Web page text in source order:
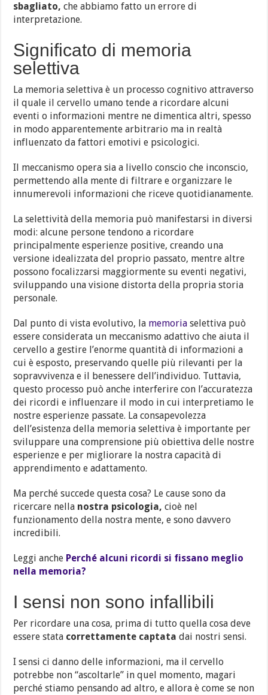
sbagliato,che abbiamo fatto un errore di
interpretazione.
Significato di memoria
selettiva
La memoria selettiva è un processo cognitivo attraverso
il quale il cervello umano tende a ricordare alcuni
eventi o informazioni mentre ne dimentica altri, spesso
in modo apparentemente arbitrario ma in realtà
influenzato da fattori emotivi e psicologici.
Il meccanismo opera sia a livello conscio che inconscio,
permettendo alla mente di filtrare e organizzare le
innumerevoli informazioni che riceve quotidianamente.
La selettività della memoria può manifestarsi in diversi
modi: alcune persone tendono a ricordare
principalmente esperienze positive, creando una
versione idealizzata del proprio passato, mentre altre
possono focalizzarsi maggiormente su eventi negativi,
sviluppando una visione distorta della propria storia
personale.
Dal punto di vista evolutivo, la memoria selettiva può
essere considerata un meccanismo adattivo che aiuta il
cervello a gestire l’enorme quantità di informazioni a
cui è esposto, preservando quelle più rilevanti per la
sopravvivenza e il benessere dell’individuo. Tuttavia,
questo processo può anche interferire con l’accuratezza
dei ricordi e influenzare il modo in cui interpretiamo le
nostre esperienze passate. La consapevolezza
dell’esistenza della memoria selettiva è importante per
sviluppare una comprensione più obiettiva delle nostre
esperienze e per migliorare la nostra capacità di
apprendimento e adattamento.
Ma perché succede questa cosa? Le cause sono da
ricercare nella nostra psicologia,cioè nel
funzionamento della nostra mente, e sono davvero
incredibili.
Leggi anche Perché alcuni ricordi si fissano meglio
nella memoria?
I sensi non sono infallibili
Per ricordare una cosa, prima di tutto quella cosa deve
essere stata correttamente captatadai nostri sensi.
I sensi ci danno delle informazioni, ma il cervello
potrebbe non “ascoltarle” in quel momento, magari
perché stiamo pensando ad altro, e allora è come se non